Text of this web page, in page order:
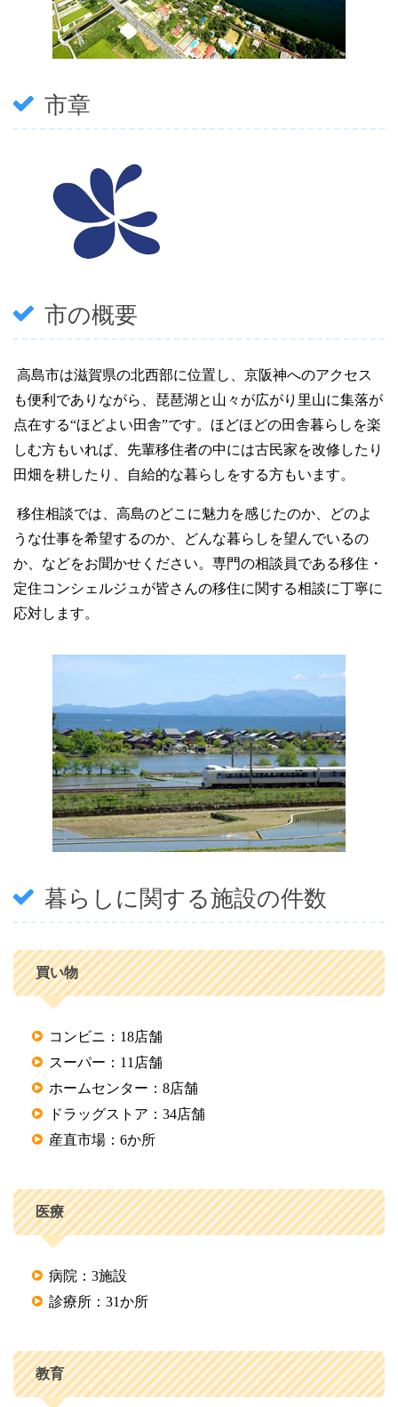
市章
市の概要
高島市は滋賀県の北西部に位置し、京阪神へのアクセス
も便利でありながら、琵琶湖と山々が広がり里山に集落が
点在する“ほどよい田舎”です。ほどほどの田舎暮らしを楽
しむ方もいれば、先輩移住者の中には古民家を改修したり
田畑を耕したり、自給的な暮らしをする方もいます。
移住相談では、高島のどこに魅力を感じたのか、どのよ
うな仕事を希望するのか、どんな暮らしを望んでいるの
か、などをお聞かせください。専門の相談員である移住・
定住コンシェルジュが皆さんの移住に関する相談に丁寧に
応対します。
暮らしに関する施設の件数
買い物
コンビニ：18店舗
スーパー：11店舗
ホームセンター：8店舗
ドラッグストア：34店舗
産直市場：6か所
医療
病院：3施設
診療所：31か所
教育